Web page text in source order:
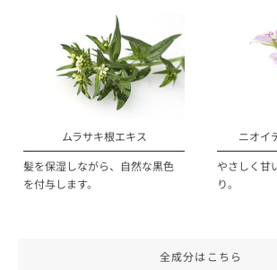
ムラサキ根エキス
髪を保湿しながら、自然な黒色
を付与します。
ニオイ
やさしく甘
り。
全成分はこちら